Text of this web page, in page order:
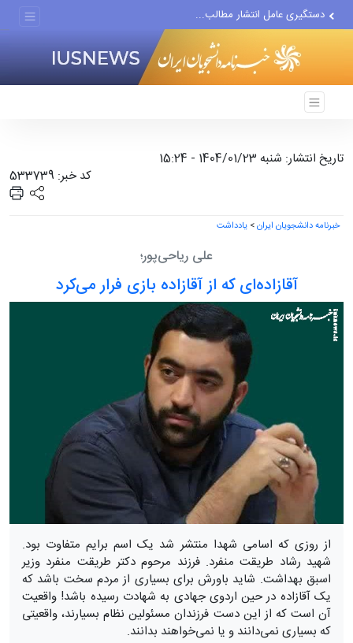
دستگیری عامل انتشار مطالب...
ضربه مغزی بیش از ۷۰۰ نظامی...
تاریخ انتشار: شنبه 1404/01/23 - 15:24
کد خبر: 533739
خبرنامه دانشجویان ایران> یادداشت
علی ریاحی‌پور؛
آقازاده‌ای که از آقازاده بازی فرار می‌کرد
از روزی که اسامی شهدا منتشر شد یک اسم برایم متفاوت بود.
شهید رشاد طریقت منفرد. فرزند مرحوم دکتر طریقت منفرد وزیر
اسبق بهداشت. شاید باورش برای بسیاری از مردم سخت باشد که
یک آقازاده در حین اردوی جهادی به شهادت رسیده باشد! واقعیت
آن است که از این دست فرزندان مسئولین نظام بسیارند، واقعیتی
که بسیاری نمی‌دانند و یا نمی‌خواهند بدانند.